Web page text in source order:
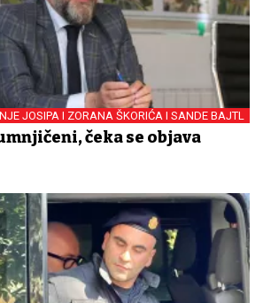
JOSIPA I ZORANA ŠKORIĆA I SANDE BAJTL
čeka se objava